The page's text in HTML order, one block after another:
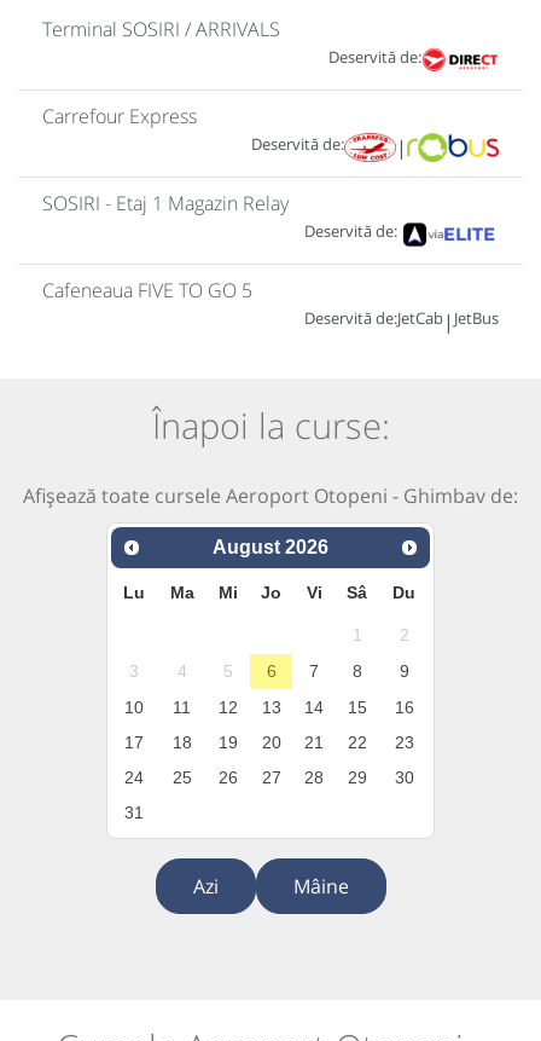
Terminal SOSIRI / ARRIVALS
Deservită de:
Carrefour Express
Deservită de: |
SOSIRI - Etaj 1 Magazin Relay
Deservită de:
Cafeneaua FIVE TO GO 5
Deservită de:JetCab|JetBus
Înapoi la curse:
Afișează toate cursele Aeroport Otopeni - Ghimbav de:
August 2026
Lu Ma Mi Jo Vi Sâ Du
1
2
3
4 5 6 7 8
9
10
11 12 13 14 15
16
17
18 19 20 21 22
23
24
25 26 27 28 29
30
31
Azi Mâine